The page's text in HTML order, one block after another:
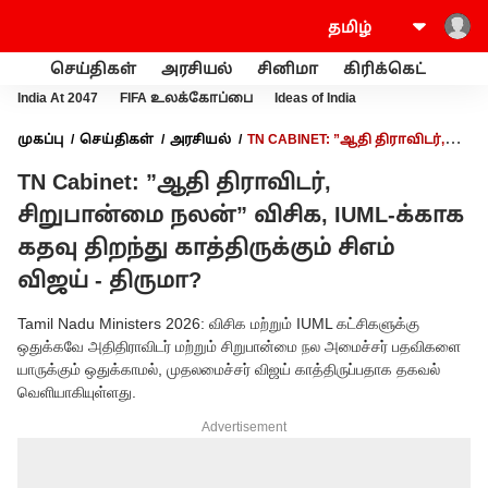
செய்திகள் அரசியல் சினிமா கிரிக்கெட்
India At 2047 FIFA உலக்கோப்பை Ideas of India
முகப்பு செய்திகள் அரசியல்
TN CABINET: ”ஆதி திராவிடர்,
காத்திருக்கும் சிஎம் விஜய் - திருமா?
TN Cabinet: ”ஆதி திராவிடர்,
சிறுபான்மை நலன்” விசிக, IUML-க்காக
கதவு திறந்து காத்திருக்கும் சிஎம்
விஜய் - திருமா?
Tamil Nadu Ministers 2026: விசிக மற்றும் IUML கட்சிகளுக்கு
ஒதுக்கவே அதிதிராவிடர் மற்றும் சிறுபான்மை நல அமைச்சர் பதவிகளை
யாருக்கும் ஒதுக்காமல், முதலமைச்சர் விஜய் காத்திருப்பதாக தகவல்
வெளியாகியுள்ளது.
Advertisement